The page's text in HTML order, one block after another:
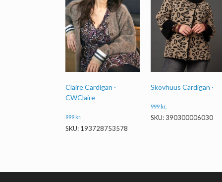
Claire Cardigan ·
CWClaire
999 kr.
SKU: 193728753578
Skovhuus Cardigan ·
999kr.
SKU: 390300006030